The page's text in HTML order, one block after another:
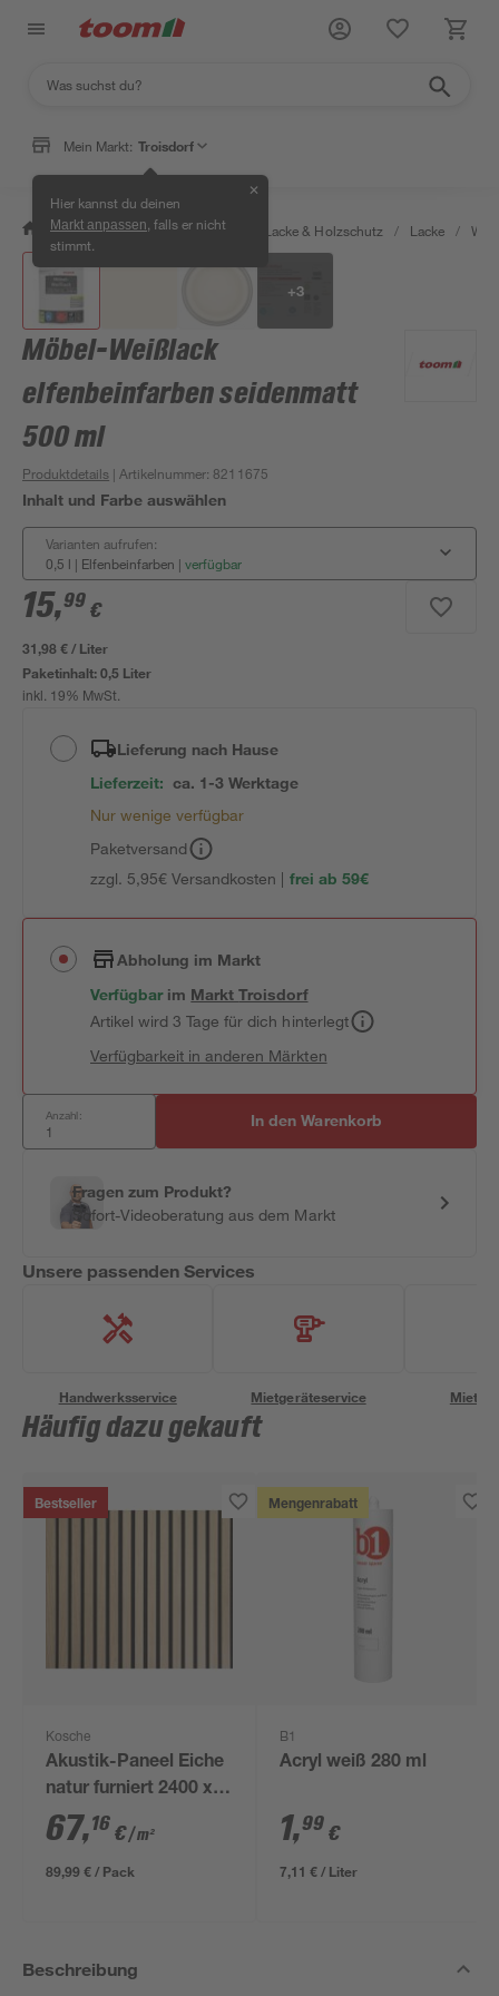
Mein Markt: Troisdorf
Hier kannst du deinen
Markt anpassen , falls er nicht
stimmt.
✕
/ Bauen & Renovieren / Farben, Lacke & Holzschutz / Lacke /
+3
Möbel-Weißlack
elfenbeinfarben seidenmatt
500 ml
Produktdetails | Artikelnummer: 8211675
Inhalt und Farbe auswählen
Varianten aufrufen:
0,5 l | Elfenbeinfarben | verfügbar
15,99 €
31,98 € / Liter
Paketinhalt:0,5 Liter
inkl. 19% MwSt.
Lieferung nach Hause
Lieferzeit: ca. 1-3 Werktage
Nur wenige verfügbar
Paketversand
zzgl. 5,95€ Versandkosten | frei ab 59€
Abholung im Markt
Verfügbar im MarktTroisdorf
Artikel wird 3 Tage für dich hinterlegt
Verfügbarkeit in anderen Märkten
Anzahl: In den Warenkorb
Fragen zum Produkt?
Sofort-Videoberatung aus dem Markt
Unsere passenden Services
Handwerksservice Mietgeräteservice
Häufig dazu gekauft
Bestseller
Kosche
Akustik-Paneel Eiche
natur furniert 2400 x
561 x 19 mm
67,16 €/ m²
89,99 € / Pack
Mengenrabatt
B1
Acryl weiß 280 ml
1,99 €
7,11 € / Liter
Beschreibung